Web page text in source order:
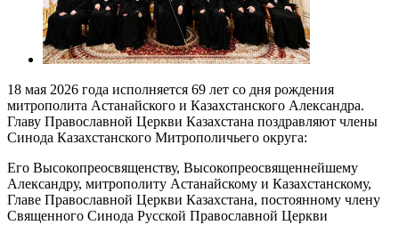
18 мая 2026 года исполняется 69 лет со дня рождения
митрополита Астанайского и Казахстанского Александра.
Главу Православной Церкви Казахстана поздравляют члены
Синода Казахстанского Митрополичьего округа:
Его Высокопреосвященству, Высокопреосвященнейшему
Александру, митрополиту Астанайскому и Казахстанскому,
Главе Православной Церкви Казахстана, постоянному члену
Священного Синода Русской Православной Церкви